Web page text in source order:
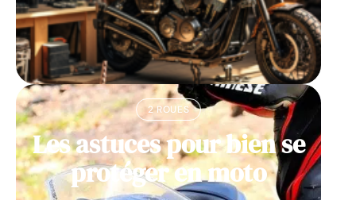
2 ROUES
Les astuces pour bien se
protéger en moto